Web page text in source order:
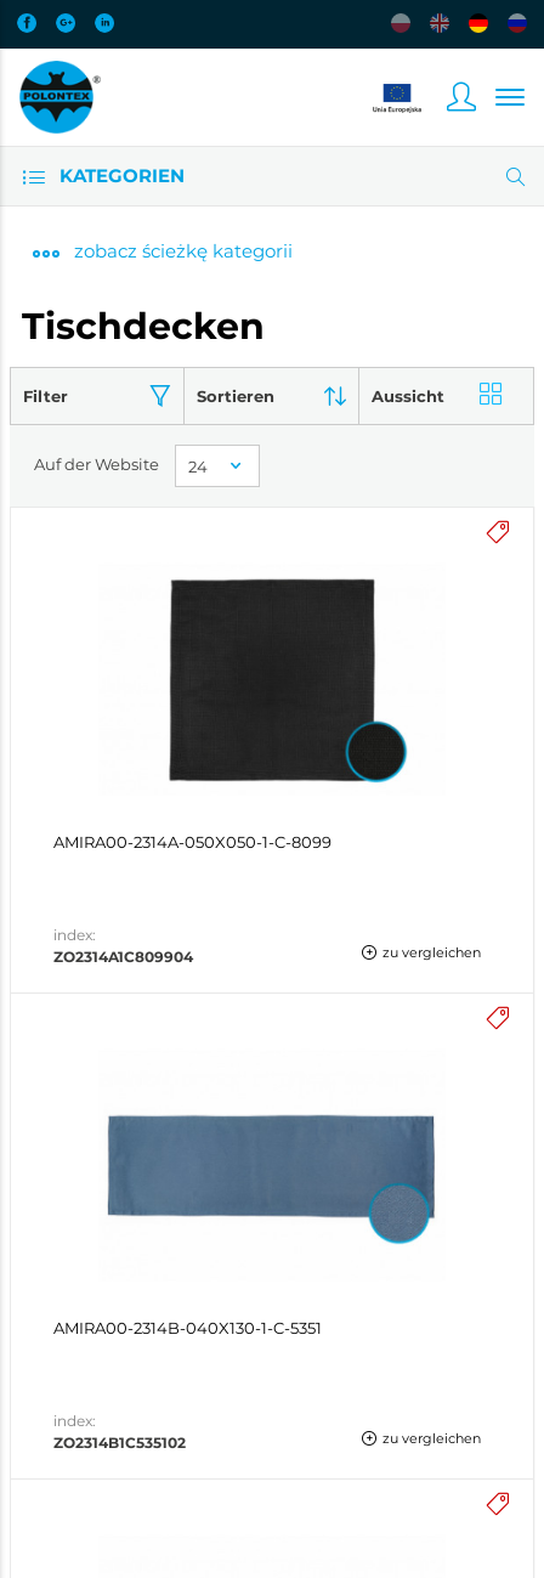
KATEGORIEN
zobacz ścieżkę kategorii
Tischdecken
Filter Sortieren Aussicht
Auf der Website
AMIRA00-2314A-050X050-1-C-8099
index:
ZO2314A1C809904
zu vergleichen
AMIRA00-2314B-040X130-1-C-5351
index:
ZO2314B1C535102
zu vergleichen